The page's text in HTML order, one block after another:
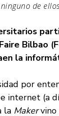
de
Bilbao
la
por
internet (a
la Makervino